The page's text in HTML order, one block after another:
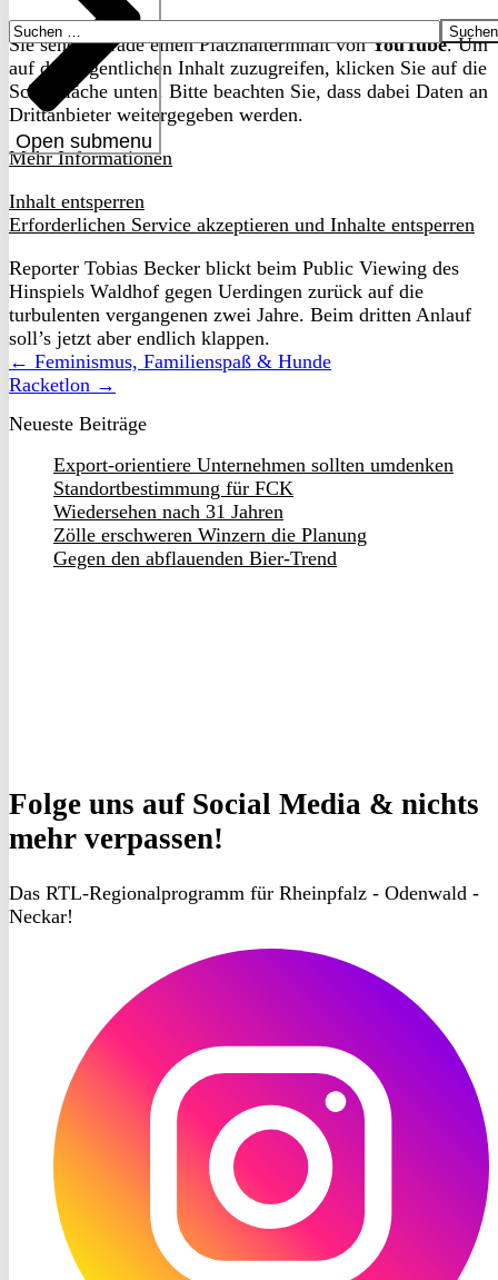
Open submenu
Suchen
nach:
Sie sehen gerade einen Platzhalterinhalt vonYouTube. Um
auf den eigentlichen Inhalt zuzugreifen, klicken Sie auf die
Schaltfläche unten. Bitte beachten Sie, dass dabei Daten an
Drittanbieter weitergegeben werden.
Mehr Informationen
Inhalt entsperren
Erforderlichen Service akzeptieren und Inhalte entsperren
Reporter Tobias Becker blickt beim Public Viewing des
Hinspiels Waldhof gegen Uerdingen zurück auf die
turbulenten vergangenen zwei Jahre. Beim dritten Anlauf
soll’s jetzt aber endlich klappen.
← Feminismus, Familienspaß & Hunde
Racketlon →
Neueste Beiträge
Export-orientiere Unternehmen sollten umdenken
Standortbestimmung für FCK
Wiedersehen nach 31 Jahren
Zölle erschweren Winzern die Planung
Gegen den abflauenden Bier-Trend
Folge uns auf Social Media & nichts
mehr verpassen!
Das RTL-Regionalprogramm für Rheinpfalz - Odenwald -
Neckar!
Instagram